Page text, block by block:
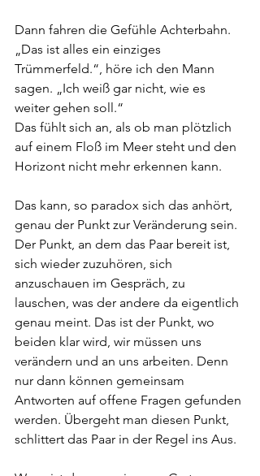
Dann fahren die Gefühle Achterbahn.
„Das ist alles ein einziges
Trümmerfeld.“, höre ich den Mann
sagen. „Ich weiß gar nicht, wie es
weiter gehen soll.“
Das fühlt sich an, als ob man plötzlich
auf einem Floß im Meer steht und den
Horizont nicht mehr erkennen kann.
Das kann, so paradox sich das anhört,
genau der Punkt zur Veränderung sein.
Der Punkt, an dem das Paar bereit ist,
sich wieder zuzuhören, sich
anzuschauen im Gespräch, zu
lauschen, was der andere da eigentlich
genau meint. Das ist der Punkt, wo
beiden klar wird, wir müssen uns
verändern und an uns arbeiten. Denn
nur dann können gemeinsam
Antworten auf offene Fragen gefunden
werden. Übergeht man diesen Punkt,
schlittert das Paar in der Regel ins Aus.